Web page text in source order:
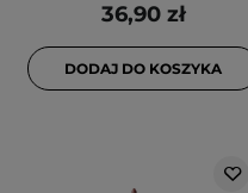
36,90 zł
DODAJ DO KOSZYKA